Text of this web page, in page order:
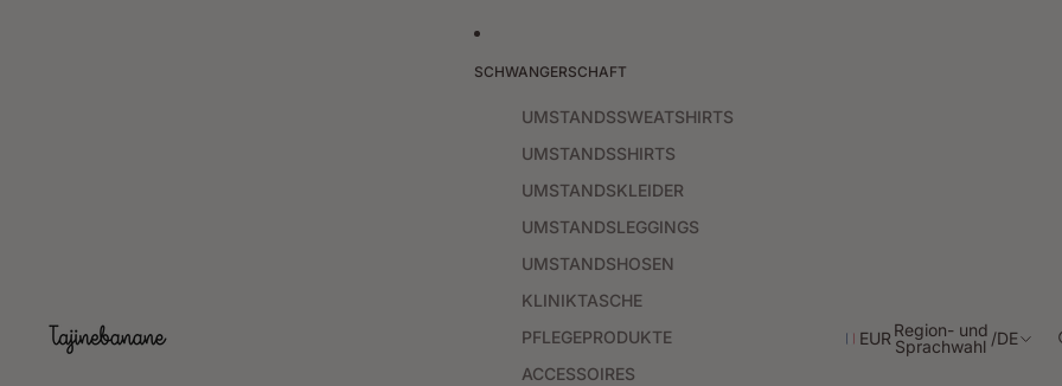
SCHWANGERSCHAFT
UMSTANDSSWEATSHIRTS
UMSTANDSSHIRTS
UMSTANDSKLEIDER
UMSTANDSLEGGINGS
UMSTANDSHOSEN
KLINIKTASCHE
PFLEGEPRODUKTE
ACCESSOIRES
EUR Region- und
Sprachwahl /DE